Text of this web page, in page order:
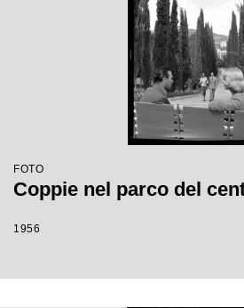
FOTO
Coppie nel parco del
1956